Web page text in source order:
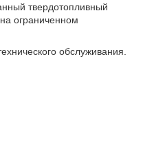
твердотопливный
ограниченном
обслуживания.